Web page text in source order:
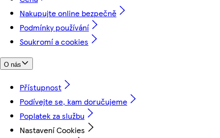
Nakupujte online bezpečně
Podmínky používání
Soukromí a cookies
O nás
Přístupnost
Podívejte se, kam doručujeme
Poplatek za službu
Nastavení Cookies